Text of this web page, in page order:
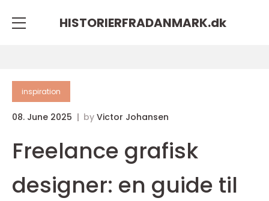
HISTORIERFRADANMARK.dk
inspiration
08. June 2025 by Victor Johansen
Freelance grafisk
designer: en guide til